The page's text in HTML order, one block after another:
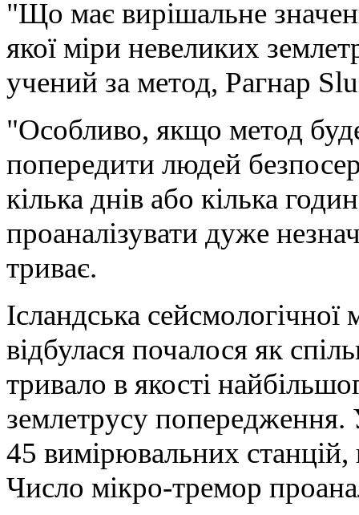
"Що має вирішальне
якої міри невеликих
учений за метод, Рагнар
"Особливо, якщо метод
попередити людей
кілька днів або кілька
проаналізувати дуже
триває.
Ісландська
відбулася почалося як
тривало в якості
землетрусу попередження.
45 вимірювальних станцій,
Число мікро-тремор